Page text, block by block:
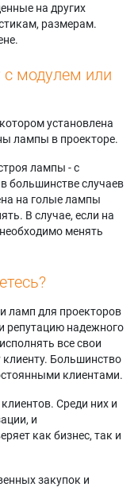
на других
размерам.
модулем или
установлена
лампы в проекторе.
лампы - с
большинстве случаев
на голые лампы
В случае, если на
менять
ламп для проекторов
репутацию надежного
все свои
клиенту. Большинство
клиентами.
Среди них и
и
как бизнес, так и
закупок и